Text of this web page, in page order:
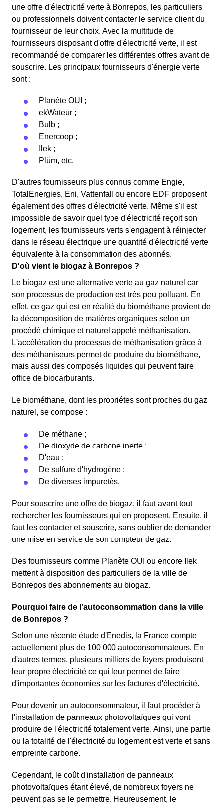
une offre d'électricité verte à Bonrepos, les particuliers
ou professionnels doivent contacter le service client du
fournisseur de leur choix. Avec la multitude de
fournisseurs disposant d'offre d'électricité verte, il est
recommandé de comparer les différentes offres avant de
souscrire. Les principaux fournisseurs d'énergie verte
sont :
Planète OUI ;
ekWateur ;
Bulb ;
Enercoop ;
Ilek ;
Plüm, etc.
D'autres fournisseurs plus connus comme Engie,
TotalEnergies, Eni, Vattenfall ou encore EDF proposent
également des offres d'électricité verte. Même s'il est
impossible de savoir quel type d'électricité reçoit son
logement, les fournisseurs verts s'engagent à réinjecter
dans le réseau électrique une quantité d'électricité verte
équivalente à la consommation des abonnés.
D'où vient le biogaz à Bonrepos ?
Le biogaz est une alternative verte au gaz naturel car
son processus de production est très peu polluant. En
effet, ce gaz qui est en réalité du biométhane provient de
la décomposition de matières organiques selon un
procédé chimique et naturel appelé méthanisation.
L'accélération du processus de méthanisation grâce à
des méthaniseurs permet de produire du biométhane,
mais aussi des composés liquides qui peuvent faire
office de biocarburants.
Le biométhane, dont les propriétes sont proches du gaz
naturel, se compose :
De méthane ;
De dioxyde de carbone inerte ;
D'eau ;
De sulfure d'hydrogène ;
De diverses impuretés.
Pour souscrire une offre de biogaz, il faut avant tout
rechercher les fournisseurs qui en proposent. Ensuite, il
faut les contacter et souscrire, sans oublier de demander
une mise en service de son compteur de gaz.
Des fournisseurs comme Planète OUI ou encore Ilek
mettent à disposition des particuliers de la ville de
Bonrepos des abonnements au biogaz.
Pourquoi faire de l'autoconsommation dans la ville
de Bonrepos ?
Selon une récente étude d'Enedis, la France compte
actuellement plus de 100 000 autoconsommateurs. En
d'autres termes, plusieurs milliers de foyers produisent
leur propre électricité ce qui leur permet de faire
d'importantes économies sur les factures d'électricité.
Pour devenir un autoconsommateur, il faut procéder à
l'installation de panneaux photovoltaïques qui vont
produire de l'électricité totalement verte. Ainsi, une partie
ou la totalité de l'électricité du logement est verte et sans
empreinte carbone.
Cependant, le coût d'installation de panneaux
photovoltaïques étant élevé, de nombreux foyers ne
peuvent pas se le permettre. Heureusement, le